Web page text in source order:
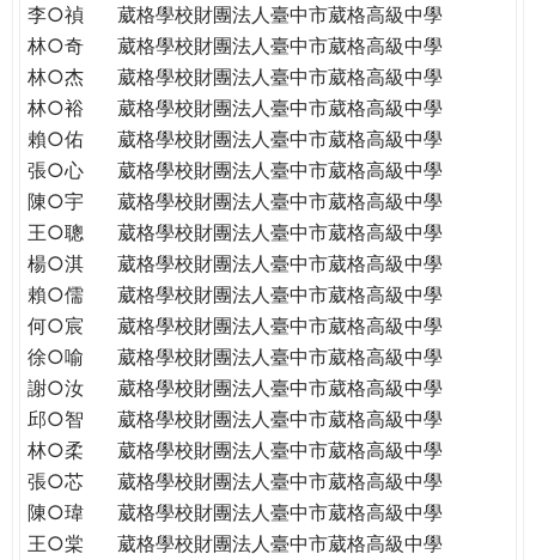
李○禎
葳格學校財團法人臺中市葳格高級中學
林○奇
葳格學校財團法人臺中市葳格高級中學
林○杰
葳格學校財團法人臺中市葳格高級中學
林○裕
葳格學校財團法人臺中市葳格高級中學
賴○佑
葳格學校財團法人臺中市葳格高級中學
張○心
葳格學校財團法人臺中市葳格高級中學
陳○宇
葳格學校財團法人臺中市葳格高級中學
王○聰
葳格學校財團法人臺中市葳格高級中學
楊○淇
葳格學校財團法人臺中市葳格高級中學
賴○儒
葳格學校財團法人臺中市葳格高級中學
何○宸
葳格學校財團法人臺中市葳格高級中學
徐○喻
葳格學校財團法人臺中市葳格高級中學
謝○汝
葳格學校財團法人臺中市葳格高級中學
邱○智
葳格學校財團法人臺中市葳格高級中學
林○柔
葳格學校財團法人臺中市葳格高級中學
張○芯
葳格學校財團法人臺中市葳格高級中學
陳○瑋
葳格學校財團法人臺中市葳格高級中學
王○棠
葳格學校財團法人臺中市葳格高級中學